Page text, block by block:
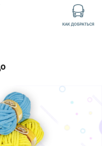
КАК ДОБРАТЬСЯ